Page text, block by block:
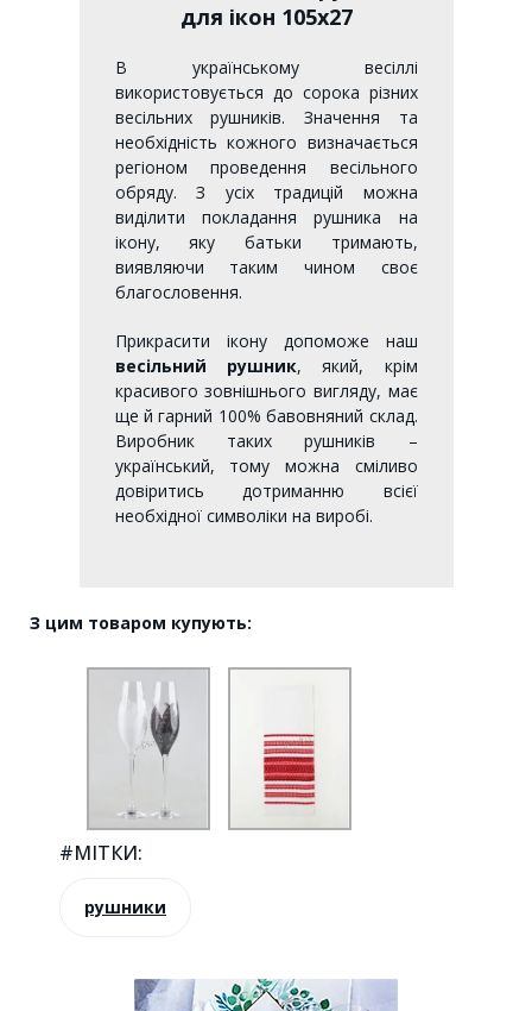
для ікон 105х27
В українському весіллі
використовується до сорока різних
весільних рушників. Значення та
необхідність кожного визначається
регіоном проведення весільного
обряду. З усіх традицій можна
виділити покладання рушника на
ікону, яку батьки тримають,
виявляючи таким чином своє
благословення.
Прикрасити ікону допоможе наш
весільний рушник, який, крім
красивого зовнішнього вигляду, має
ще й гарний 100% бавовняний склад.
Виробник таких рушників –
український, тому можна сміливо
довіритись дотриманню всієї
необхідної символіки на виробі.
З цим товаром купують:
#МІТКИ:
рушники